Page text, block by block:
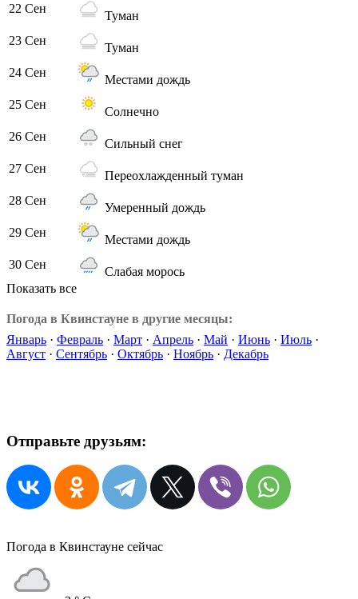
22 Сен
Туман
23 Сен
Туман
24 Сен
Местами дождь
25 Сен
Солнечно
26 Сен
Сильный снег
27 Сен
Переохлажденный туман
28 Сен
Умеренный дождь
29 Сен
Местами дождь
30 Сен
Слабая морось
Показать все
Погода в Квинстауне в другие месяцы:
Январь · Февраль · Март · Апрель · Май · Июнь · Июль ·
Август · Сентябрь · Октябрь · Ноябрь · Декабрь
Отправьте друзьям:
Погода в Квинстауне сейчас